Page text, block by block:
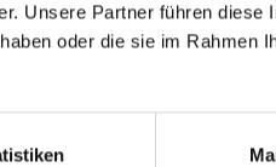
Unsere Partner führen diese
oder die sie im Rahmen